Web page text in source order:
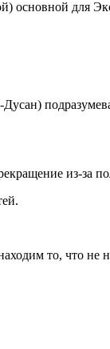
основной для
из-за
то, что не